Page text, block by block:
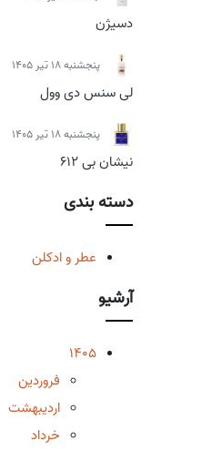
دسیژن
پنجشنبه 18 تیر 1405
لی سنس دی وول
پنجشنبه 18 تیر 1405
نیشان بی 612
دسته بندی
عطر و ادکلن
آرشیو
1405
فروردین
اردیبهشت
خرداد